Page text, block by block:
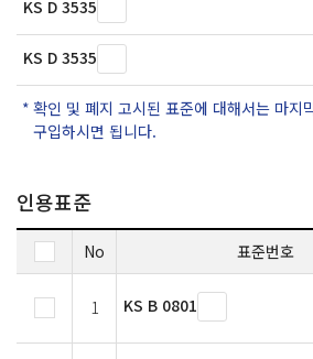
KS D 3535
KS D 3535
확인 및 폐지 고시된 표준에 대해서는 마지
구입하시면 됩니다.
인용표준
No 표준번호
1 KS B 0801